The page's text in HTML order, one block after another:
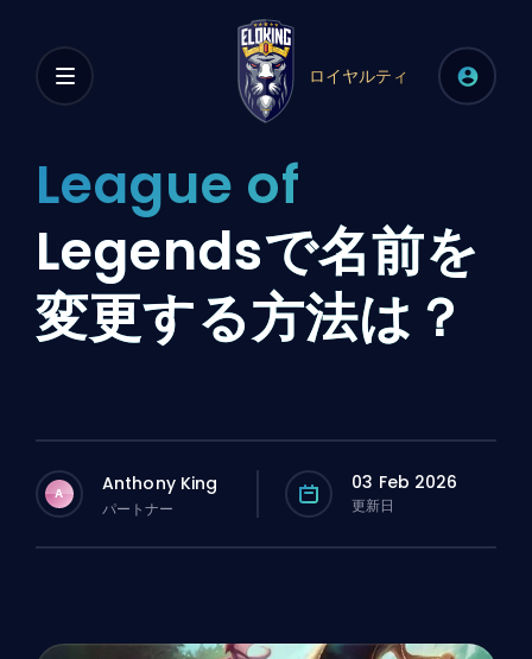
ロイヤルティ
League of
Legendsで名前を
変更する方法は？
A Anthony King
パートナー
03 Feb 2026
更新日